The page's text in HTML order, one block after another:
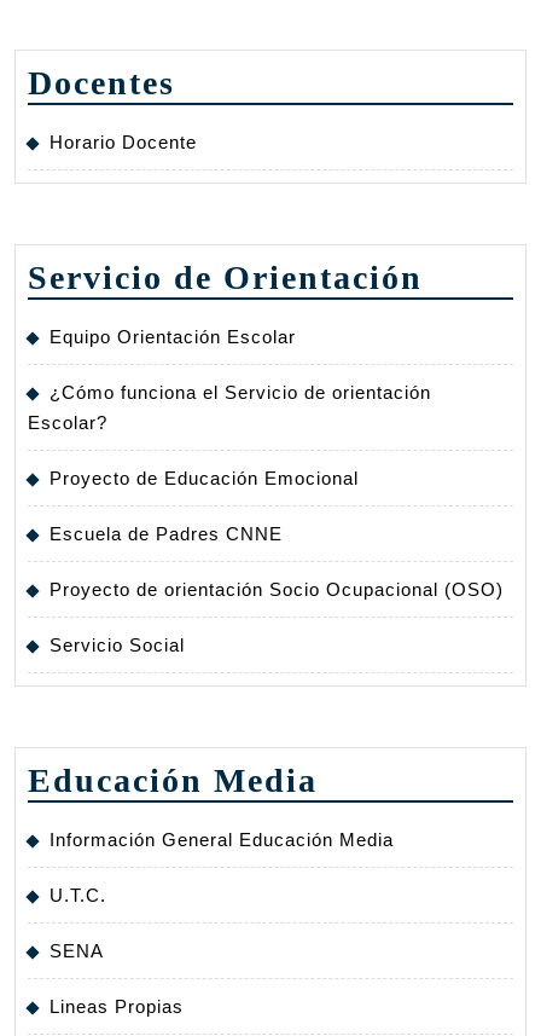
Docentes
Horario Docente
Servicio de Orientación
Equipo Orientación Escolar
¿Cómo funciona el Servicio de orientación
Escolar?
Proyecto de Educación Emocional
Escuela de Padres CNNE
Proyecto de orientación Socio Ocupacional (OSO)
Servicio Social
Educación Media
Información General Educación Media
U.T.C.
SENA
Lineas Propias